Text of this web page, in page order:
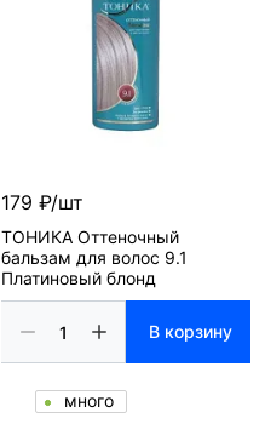
179 ₽/шт
ТОНИКА Оттеночный
бальзам для волос 9.1
Платиновый блонд
В корзину
много